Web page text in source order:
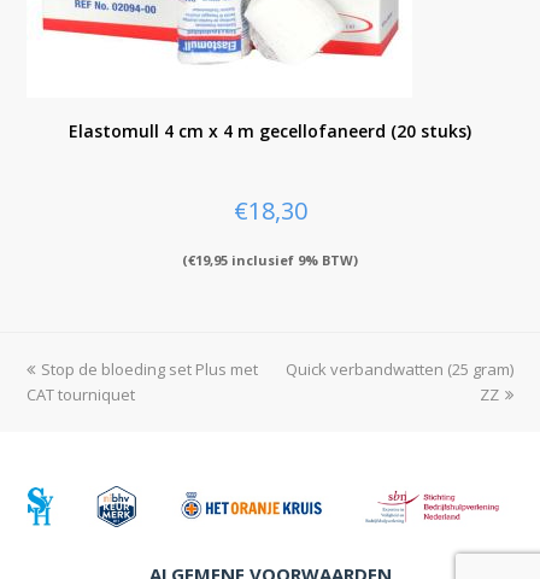
Elastomull 4 cm x 4 m gecellofaneerd (20 stuks)
€18,30
(€19,95 inclusief 9% BTW)
previous
post:
Stop de bloeding set Plus met
CAT tourniquet
next
Quick verbandwatten (25 gram)
ZZ